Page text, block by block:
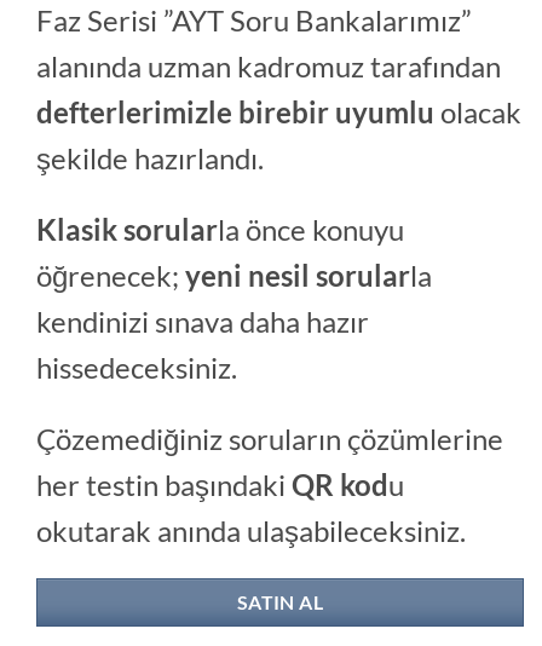
Faz Serisi ”AYT Soru Bankalarımız”
alanında uzman kadromuz tarafından
defterlerimizle birebir uyumlu olacak
şekilde hazırlandı.
Klasik sorularla önce konuyu
öğrenecek; yeni nesil sorularla
kendinizi sınava daha hazır
hissedeceksiniz.
Çözemediğiniz soruların çözümlerine
her testin başındaki QR kodu
okutarak anında ulaşabileceksiniz.
SATIN AL